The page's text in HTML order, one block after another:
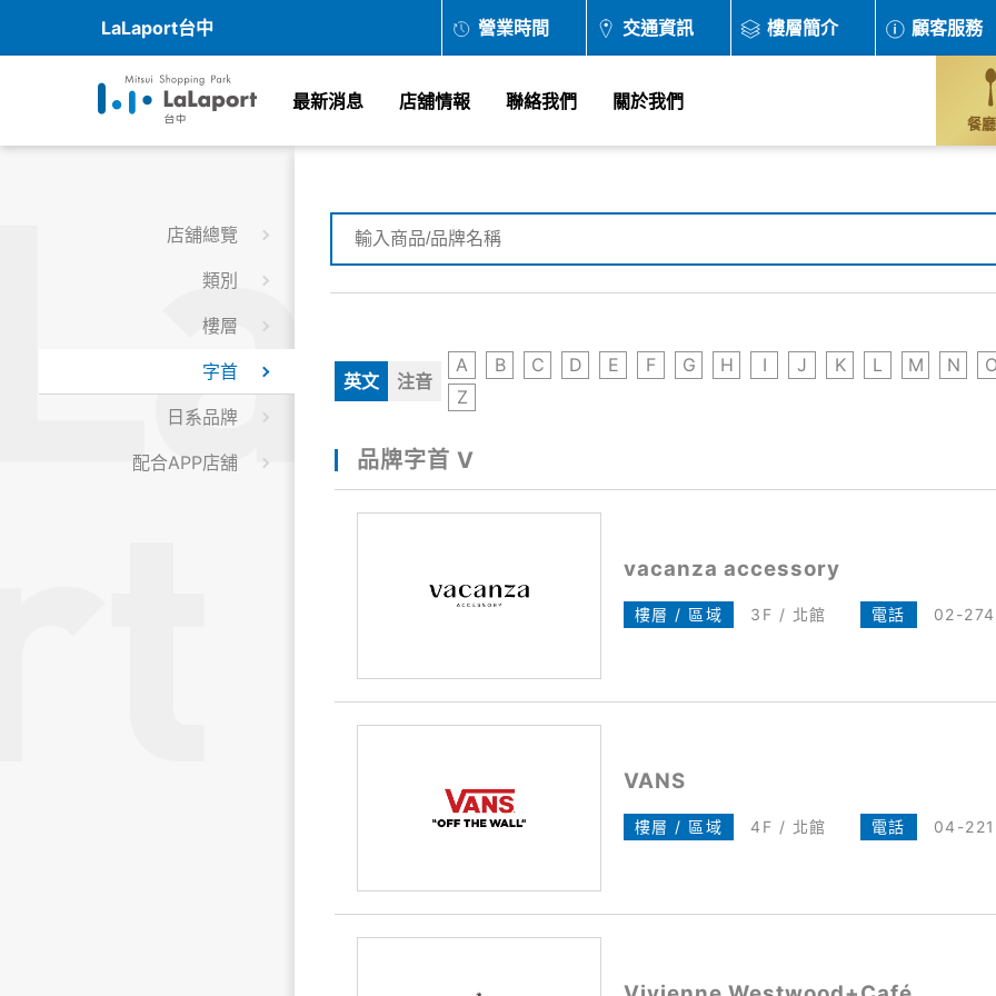
LaLaport台中 營業時間 交通資訊 樓層簡介 顧客服務
最新消息 店舖情報 聯絡我們 關於我們
餐
店舖總覽
類別
樓層
字首
日系品牌
配合APP店舖
英文 注音
A B C D E F G H I J K L M N O
Z
品牌字首 V
vacanza accessory
樓層 / 區域 3F / 北館 電話 02-
VANS
樓層 / 區域 4F / 北館 電話 04-